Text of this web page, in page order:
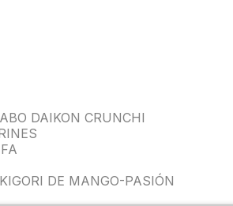
DAIKON CRUNCHI
DE MANGO-PASIÓN